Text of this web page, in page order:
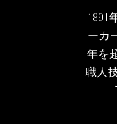
1891
ーカ
年を
職人